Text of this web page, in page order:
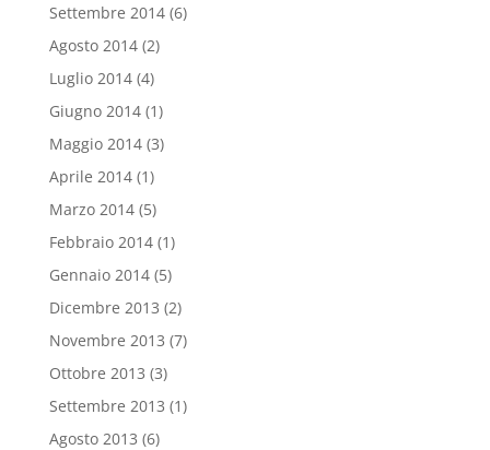
Settembre 2014(6)
Agosto 2014(2)
Luglio 2014(4)
Giugno 2014(1)
Maggio 2014(3)
Aprile 2014(1)
Marzo 2014(5)
Febbraio 2014(1)
Gennaio 2014(5)
Dicembre 2013 (2)
Novembre 2013 (7)
Ottobre 2013 (3)
Settembre 2013 (1)
Agosto 2013 (6)